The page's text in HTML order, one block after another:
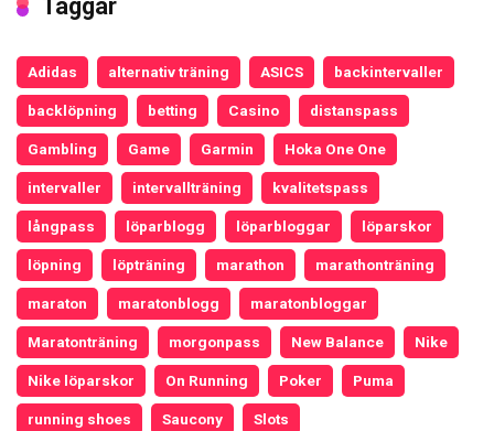
Taggar
Adidas alternativ träning ASICS backintervaller
backlöpning betting Casino distanspass
Gambling Game Garmin Hoka One One
intervaller intervallträning kvalitetspass
långpass löparblogg löparbloggar löparskor
löpning löpträning marathon marathonträning
maraton maratonblogg maratonbloggar
Maratonträning morgonpass New Balance Nike
Nike löparskor On Running Poker Puma
running shoes Saucony Slots